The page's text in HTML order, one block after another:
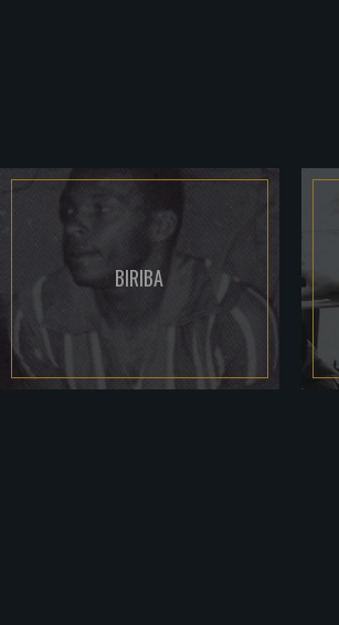
BIRIBA